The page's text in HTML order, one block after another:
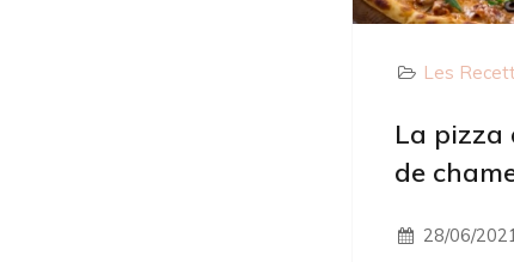
Les
La pizza
de
28/06/2021